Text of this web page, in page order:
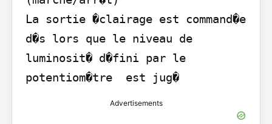
La sortie �clairage est command�e
d�s lors que le niveau de
luminosit� d�fini par le
potentiom�tre  est jug�
Advertisements